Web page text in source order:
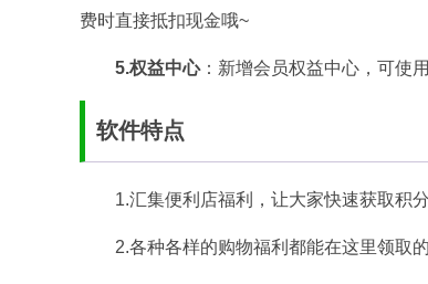
费时直接抵扣现金哦~
5.权益中心：新增会员权益中心，可使
软件特点
1.汇集便利店福利，让大家快速获取积
2.各种各样的购物福利都能在这里领取